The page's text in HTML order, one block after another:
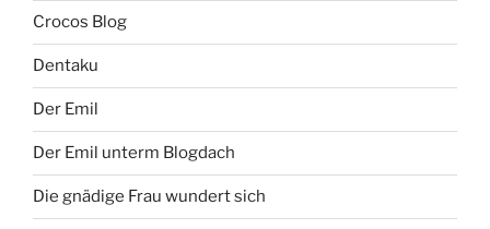
Crocos Blog
Dentaku
Der Emil
Der Emil unterm Blogdach
Die gnädige Frau wundert sich